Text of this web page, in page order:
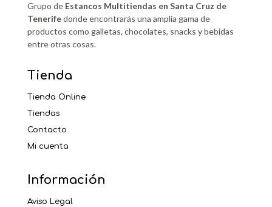
Grupo de Estancos Multitiendas en Santa Cruz de
Tenerifedonde encontrarás una amplia gama de
productos como galletas, chocolates, snacks y bebidas
entre otras cosas.
Tienda
Tienda Online
Tiendas
Contacto
Mi cuenta
Información
Aviso Legal